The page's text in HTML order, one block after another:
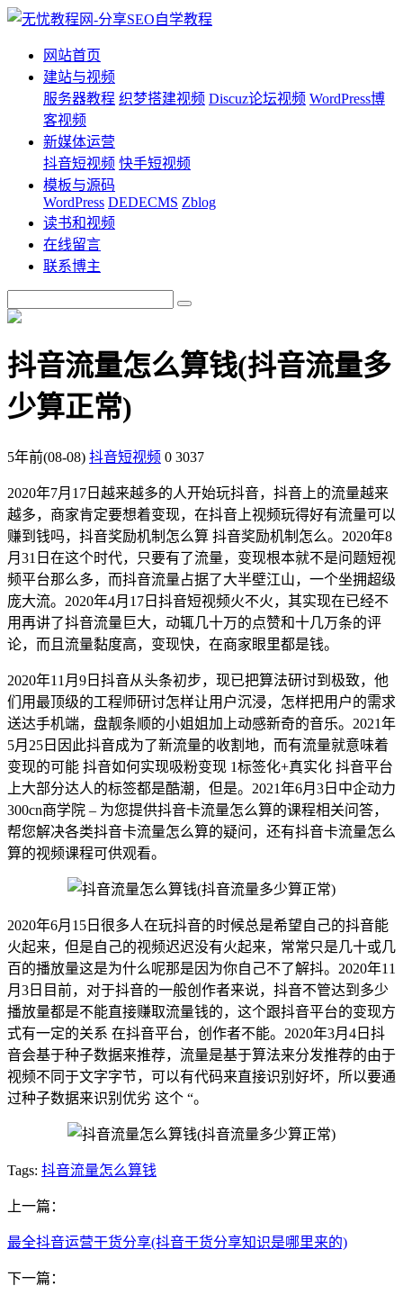
网站首页
建站与视频
服务器教程 织梦搭建视频 Discuz论坛视频 WordPress博
客视频
新媒体运营
抖音短视频 快手短视频
模板与源码
WordPress DEDECMS Zblog
读书和视频
在线留言
联系博主
抖音流量怎么算钱(抖音流量多
少算正常)
5年前(08-08) 抖音短视频 0 3037
2020年7月17日越来越多的人开始玩抖音，抖音上的流量越来
越多，商家肯定要想着变现，在抖音上视频玩得好有流量可以
赚到钱吗，抖音奖励机制怎么算 抖音奖励机制怎么。2020年8
月31日在这个时代，只要有了流量，变现根本就不是问题短视
频平台那么多，而抖音流量占据了大半壁江山，一个坐拥超级
庞大流。2020年4月17日抖音短视频火不火，其实现在已经不
用再讲了抖音流量巨大，动辄几十万的点赞和十几万条的评
论，而且流量黏度高，变现快，在商家眼里都是钱。
2020年11月9日抖音从头条初步，现已把算法研讨到极致，他
们用最顶级的工程师研讨怎样让用户沉浸，怎样把用户的需求
送达手机端，盘靓条顺的小姐姐加上动感新奇的音乐。2021年
5月25日因此抖音成为了新流量的收割地，而有流量就意味着
变现的可能 抖音如何实现吸粉变现 1标签化+真实化 抖音平台
上大部分达人的标签都是酷潮，但是。2021年6月3日中企动力
300cn商学院 – 为您提供抖音卡流量怎么算的课程相关问答，
帮您解决各类抖音卡流量怎么算的疑问，还有抖音卡流量怎么
算的视频课程可供观看。
2020年6月15日很多人在玩抖音的时候总是希望自己的抖音能
火起来，但是自己的视频迟迟没有火起来，常常只是几十或几
百的播放量这是为什么呢那是因为你自己不了解抖。2020年11
月3日目前，对于抖音的一般创作者来说，抖音不管达到多少
播放量都是不能直接赚取流量钱的，这个跟抖音平台的变现方
式有一定的关系 在抖音平台，创作者不能。2020年3月4日抖
音会基于种子数据来推荐，流量是基于算法来分发推荐的由于
视频不同于文字字节，可以有代码来直接识别好坏，所以要通
过种子数据来识别优劣 这个 “。
Tags: 抖音流量怎么算钱
上一篇：
最全抖音运营干货分享(抖音干货分享知识是哪里来的)
下一篇：